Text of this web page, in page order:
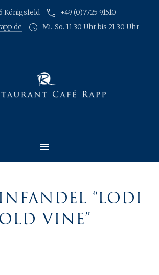
Königsfeld
+49 (0)7725 91510
Mi.-So. 11.30 Uhr bis 21.30 Uhr
MAIN NAVIGATION
“LODI
OLD VINE”